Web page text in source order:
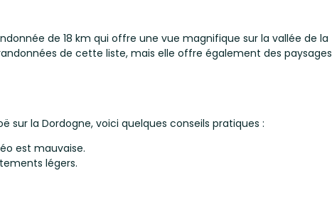
de 18 km qui offre une vue magnifique sur la vallée de la
de cette liste, mais elle offre également des paysages
la Dordogne, voici quelques conseils pratiques :
est mauvaise.
légers.